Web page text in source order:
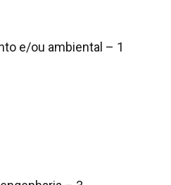
e/ou ambiental – 1